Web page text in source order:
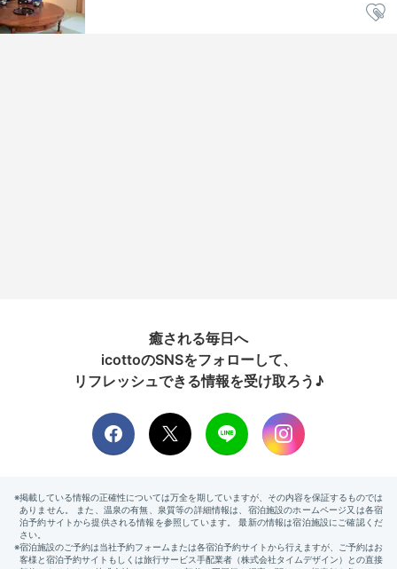
癒される毎日へ
icottoのSNSをフォローして、
リフレッシュできる情報を受け取ろう♪